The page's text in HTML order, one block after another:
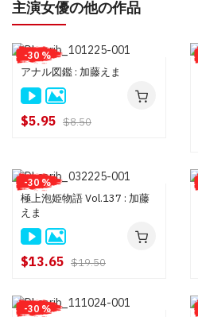
主演女優の他の作品
-30 %
アナル図鑑 : 加藤えま
$5.95 $8.50
-30 %
極上泡姫物語 Vol.137 : 加藤
えま
$13.65 $19.50
-30 %